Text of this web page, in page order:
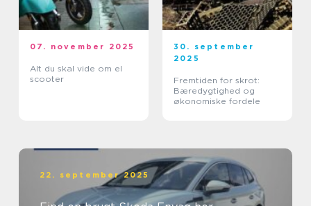
07. november 2025
Alt du skal vide om el
scooter
30. september
2025
Fremtiden for skrot:
Bæredygtighed og
økonomiske fordele
22. september 2025